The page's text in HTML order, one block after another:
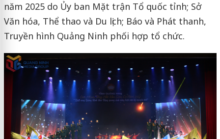
năm 2025 do Ủy ban Mặt trận Tổ quốc tỉnh; Sở
Văn hóa, Thể thao và Du lịch; Báo và Phát thanh,
Truyền hình Quảng Ninh phối hợp tổ chức.